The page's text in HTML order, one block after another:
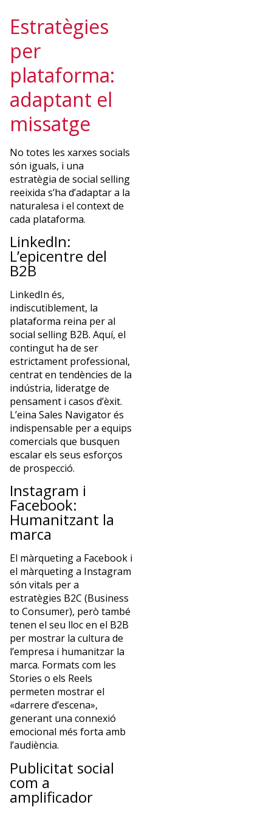
Estratègies
per
plataforma:
adaptant el
missatge
No totes les xarxes socials
són iguals, i una
estratègia de social selling
reeixida s’ha d’adaptar a la
naturalesa i el context de
cada plataforma.
LinkedIn:
L’epicentre del
B2B
LinkedIn és,
indiscutiblement, la
plataforma reina per al
social selling B2B. Aquí, el
contingut ha de ser
estrictament professional,
centrat en tendències de la
indústria, lideratge de
pensament i casos d’èxit.
L’eina Sales Navigator és
indispensable per a equips
comercials que busquen
escalar els seus esforços
de prospecció.
Instagram i
Facebook:
Humanitzant la
marca
El màrqueting a Facebook i
el màrqueting a Instagram
són vitals per a
estratègies B2C (Business
to Consumer), però també
tenen el seu lloc en el B2B
per mostrar la cultura de
l’empresa i humanitzar la
marca. Formats com les
Stories o els Reels
permeten mostrar el
«darrere d’escena»,
generant una connexió
emocional més forta amb
l’audiència.
Publicitat social
com a
amplificador